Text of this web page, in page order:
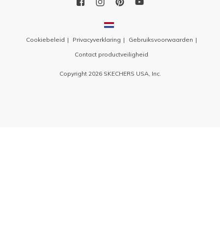
Cookiebeleid Privacyverklaring
Gebruiksvoorwaarden
Contact productveiligheid
Copyright 2026 SKECHERS USA, Inc.